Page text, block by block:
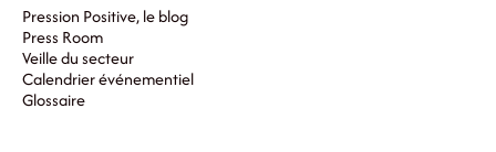
Pression Positive, le blog
Press Room
Veille du secteur
Calendrier événementiel
Glossaire